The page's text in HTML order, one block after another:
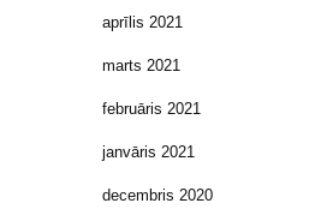
aprīlis 2021
marts 2021
februāris 2021
janvāris 2021
decembris 2020